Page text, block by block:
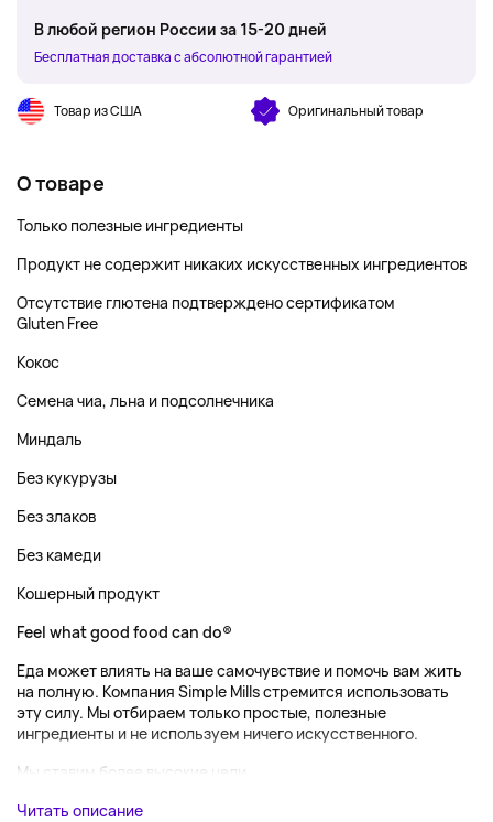
В любой регион России за 15-20 дней
Бесплатная доставка с абсолютной гарантией
Товар из США Оригинальный товар
О товаре
Только полезные ингредиенты
Продукт не содержит никаких искусственных ингредиентов
Отсутствие глютена подтверждено сертификатом
Gluten Free
Кокос
Семена чиа, льна и подсолнечника
Миндаль
Без кукурузы
Без злаков
Без камеди
Кошерный продукт
Feel what good food can do®
Еда может влиять на ваше самочувствие и помочь вам жить
на полную. Компания Simple Mills стремится использовать
эту силу. Мы отбираем только простые, полезные
ингредиенты и не используем ничего искусственного.
Мы ставим более высокие цели, ...
Читать описание